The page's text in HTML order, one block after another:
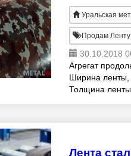
Уральская
Продам Ленту
30.10.2018
Агрегат
Ширина ленты,
Толщина